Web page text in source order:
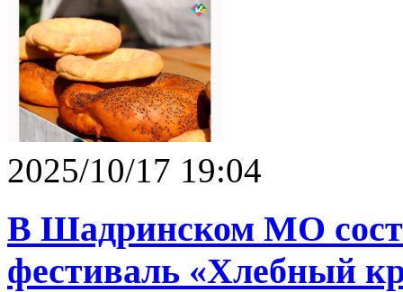
2025/10/17 19:04
В Шадринском МО
фестиваль «Хлебный